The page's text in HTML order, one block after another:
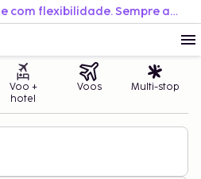
Reserve facilmente. Viaje com flexibilidade. Sempre ao melhor preço.
Voo +
hotel
Voos Multi-stop